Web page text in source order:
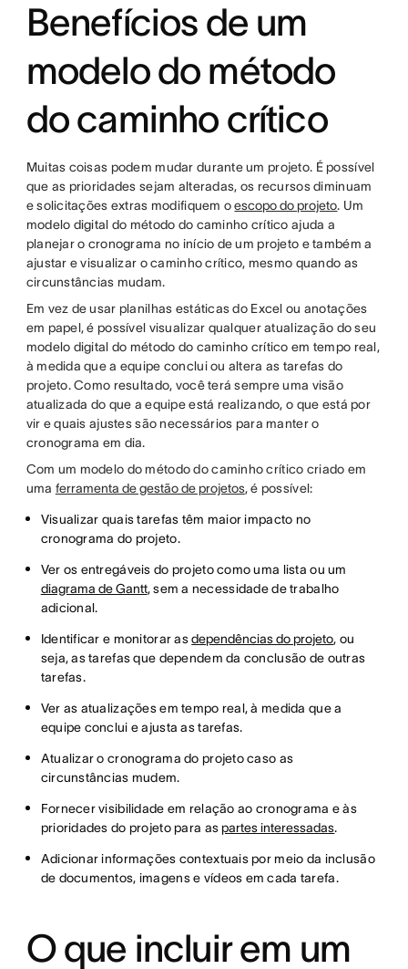
Benefícios de um
modelo do método
do caminho crítico
Muitas coisas podem mudar durante um projeto. É possível
que as prioridades sejam alteradas, os recursos diminuam
e solicitações extras modifiquem oescopo do projeto. Um
modelo digital do método do caminho crítico ajuda a
planejar o cronograma no início de um projeto e também a
ajustar e visualizar o caminho crítico, mesmo quando as
circunstâncias mudam.
Em vez de usar planilhas estáticas do Excel ou anotações
em papel, é possível visualizar qualquer atualização do seu
modelo digital do método do caminho crítico em tempo real,
à medida que a equipe conclui ou altera as tarefas do
projeto. Como resultado, você terá sempre uma visão
atualizada do que a equipe está realizando, o que está por
vir e quais ajustes são necessários para manter o
cronograma em dia.
Com um modelo do método do caminho crítico criado em
uma ferramenta de gestão de projetos, é possível:
Visualizar quais tarefas têm maior impacto no
cronograma do projeto.
Ver os entregáveis do projeto como uma lista ou um
diagrama de Gantt, sem a necessidade de trabalho
adicional.
Identificar e monitorar asdependências do projeto, ou
seja, as tarefas que dependem da conclusão de outras
tarefas.
Ver as atualizações em tempo real, à medida que a
equipe conclui e ajusta as tarefas.
Atualizar o cronograma do projeto caso as
circunstâncias mudem.
Fornecer visibilidade em relação ao cronograma e às
prioridades do projeto para aspartes interessadas.
Adicionar informações contextuais por meio da inclusão
de documentos, imagens e vídeos em cada tarefa.
O que incluir em um